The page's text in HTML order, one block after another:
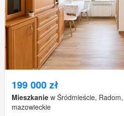
199 000 zł
Mieszkanie w Śródmieście,
mazowieckie